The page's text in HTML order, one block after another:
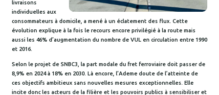
livraisons
individuelles aux
consommateurs à domicile, a mené à un éclatement des flux. Cette
évolution explique à la fois le recours encore privilégié à la route mais
aussi les 46% d’augmentation du nombre de VUL en circulation entre 1990
et 2016.
Selon le projet de SNBC3, la part modale du fret ferroviaire doit passer de
8,9% en 2024 à 18% en 2030. Là encore, l’Ademe doute de l’atteinte de
ces objectifs ambitieux sans nouvelles mesures exceptionnelles. Elle
incite donc les acteurs de la filière et les pouvoirs publics à sensibiliser et